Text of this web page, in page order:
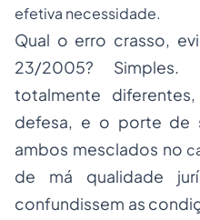
efetiva necessidade.
Qual o erro crasso,
23/2005? Simples.
totalmente
defesa, e o porte de
ambos mesclados no
de má qualidade
confundissem as